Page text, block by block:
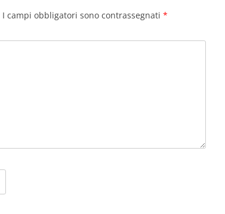
I campi obbligatori sono contrassegnati *